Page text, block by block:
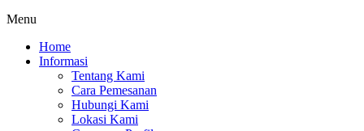
Menu
Home
Informasi
Tentang Kami
Cara Pemesanan
Hubungi Kami
Lokasi Kami